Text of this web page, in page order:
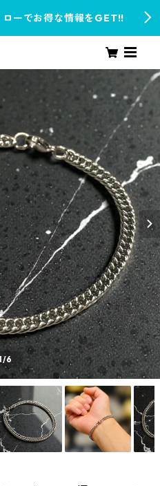
ローでお得な情報をGET!!
/6